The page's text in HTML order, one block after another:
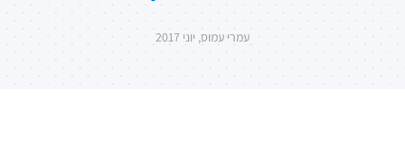
עמרי עמוס, יוני 2017